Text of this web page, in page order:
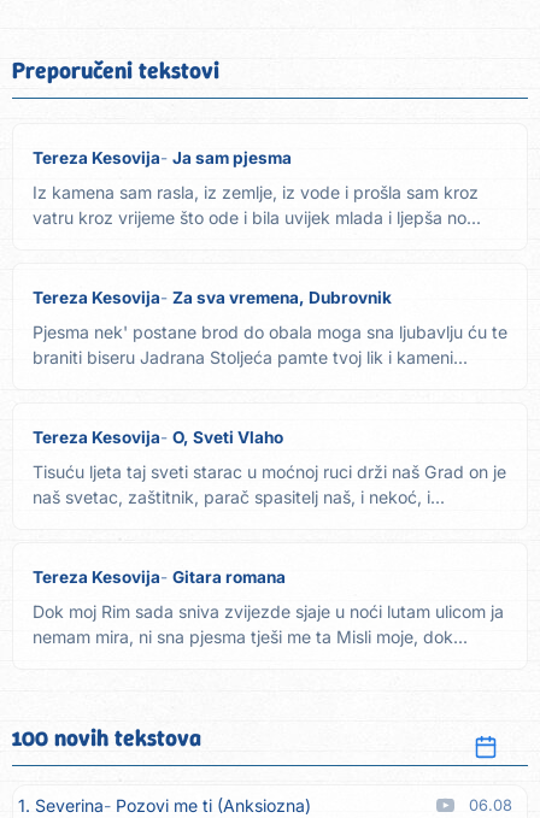
Preporučeni tekstovi
Tereza Kesovija Ja sam pjesma
Iz kamena sam rasla, iz zemlje, iz vode i prošla sam kroz
vatru kroz vrijeme što ode i bila uvijek mlada i ljepša no...
Tereza Kesovija Za sva vremena, Dubrovnik
Pjesma nek' postane brod do obala moga sna ljubavlju ću te
braniti biseru Jadrana Stoljeća pamte tvoj lik i kameni...
Tereza Kesovija O, Sveti Vlaho
Tisuću ljeta taj sveti starac u moćnoj ruci drži naš Grad on je
naš svetac, zaštitnik, parač spasitelj naš, i nekoć, i...
Tereza Kesovija Gitara romana
Dok moj Rim sada sniva zvijezde sjaje u noći lutam ulicom ja
nemam mira, ni sna pjesma tješi me ta Misli moje, dok...
100 novih tekstova
1. Severina Pozovi me ti (Anksiozna) 06.08